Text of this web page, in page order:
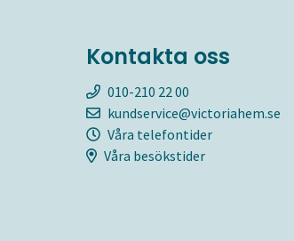
Kontakta oss
010-210 22 00
kundservice@victoriahem.se
Våra telefontider
Våra besökstider